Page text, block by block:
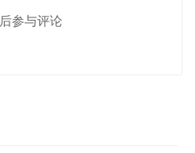
后参与评论